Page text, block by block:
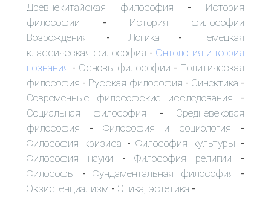
Древнекитайская философия - История
философии - История философии
Возрождения - Логика - Немецкая
классическая философия - Онтология и теория
познания - Основы философии - Политическая
философия - Русская философия - Синектика -
Современные философские исследования -
Социальная философия - Средневековая
философия - Философия и социология -
Философия кризиса -Философия культуры -
Философия науки -Философия религии -
Философы - Фундаментальная философия -
Экзистенциализм - Этика, эстетика -